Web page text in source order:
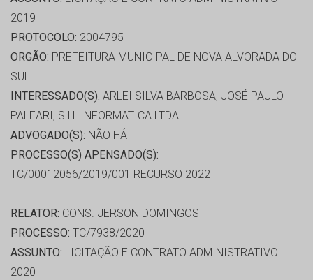
2019
PROTOCOLO: 2004795
ORGÃO: PREFEITURA MUNICIPAL DE NOVA ALVORADA DO
SUL
INTERESSADO(S): ARLEI SILVA BARBOSA, JOSÉ PAULO
PALEARI, S.H. INFORMATICA LTDA
ADVOGADO(S): NÃO HÁ
PROCESSO(S) APENSADO(S):
TC/00012056/2019/001 RECURSO 2022
RELATOR: CONS. JERSON DOMINGOS
PROCESSO: TC/7938/2020
ASSUNTO: LICITAÇÃO E CONTRATO ADMINISTRATIVO
2020